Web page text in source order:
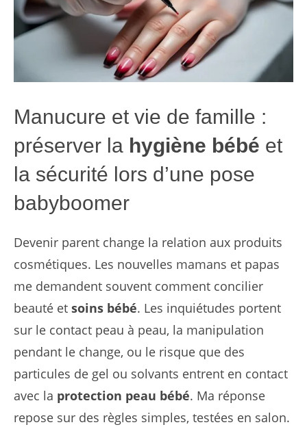
Manucure et vie de famille :
préserver la hygiène bébé et
la sécurité lors d’une pose
babyboomer
Devenir parent change la relation aux produits
cosmétiques. Les nouvelles mamans et papas
me demandent souvent comment concilier
beauté et soins bébé. Les inquiétudes portent
sur le contact peau à peau, la manipulation
pendant le change, ou le risque que des
particules de gel ou solvants entrent en contact
avec la protection peau bébé. Ma réponse
repose sur des règles simples, testées en salon.